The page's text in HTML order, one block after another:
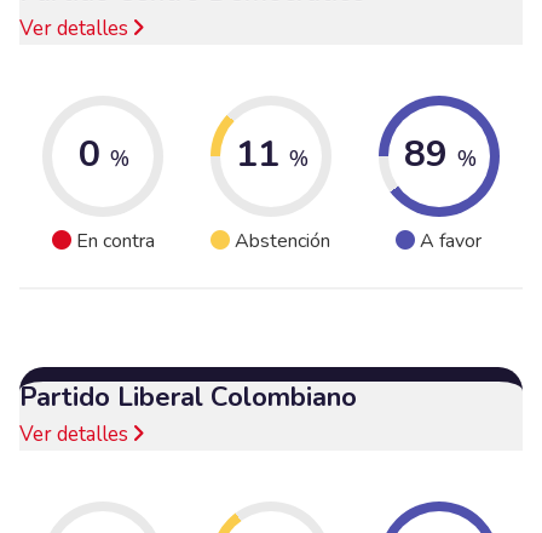
Ver detalles
0 %
En contra
11 %
Abstención
89 %
A favor
Partido Liberal Colombiano
Ver detalles